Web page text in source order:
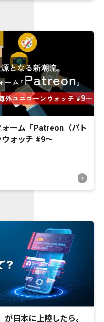
ーム「Patreon（パト
ウォッチ #9〜
日本に上陸したら。